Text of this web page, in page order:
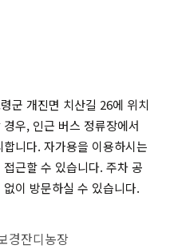
군 개진면 치산길 26에 위치
우, 인근 버스 정류장에서
니다. 자가용을 이용하시는
근할 수 있습니다. 주차 공
이 방문하실 수 있습니다.
경잔디농장